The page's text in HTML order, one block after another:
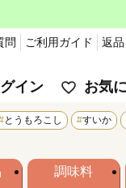
問 ご利用ガイド 返
イン お気
とうもろこし すいか
調味料